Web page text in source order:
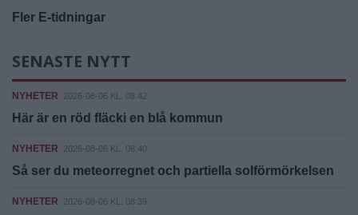
Fler E-tidningar
SENASTE NYTT
NYHETER 2026-08-06 KL. 08:42
Här är en röd fläcki en blå kommun
NYHETER 2026-08-06 KL. 08:40
Så ser du meteorregnet och partiella solförmörkelsen
NYHETER 2026-08-06 KL. 08:39